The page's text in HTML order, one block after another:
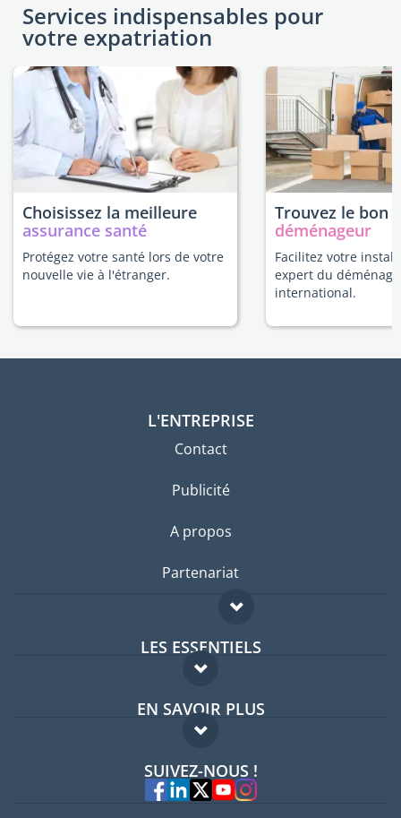
Services indispensables pour
votre expatriation
Choisissez la meilleure
assurance santé
Protégez votre santé lors de votre
nouvelle vie à l'étranger.
Trouvez le bon
déménageur
Facilitez votre
expert du
international.
L'ENTREPRISE
Contact
Publicité
A propos
Partenariat
LES ESSENTIELS
Forum expatriés
Guides pays
EN SAVOIR PLUS
FAQ
Experts
SUIVEZ-NOUS !